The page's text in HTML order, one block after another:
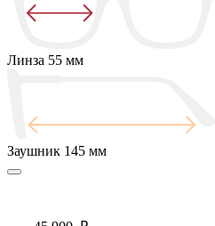
Линза 55 мм
Заушник 145 мм